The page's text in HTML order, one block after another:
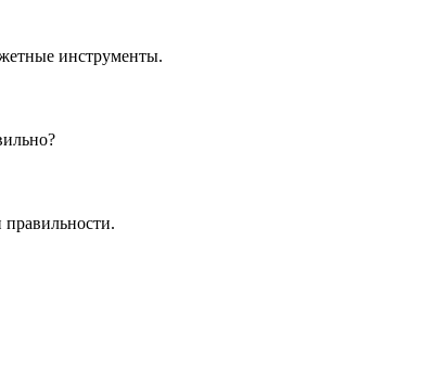
инструменты.
правильности.